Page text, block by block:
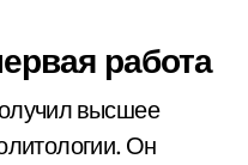
работа
высшее
Он